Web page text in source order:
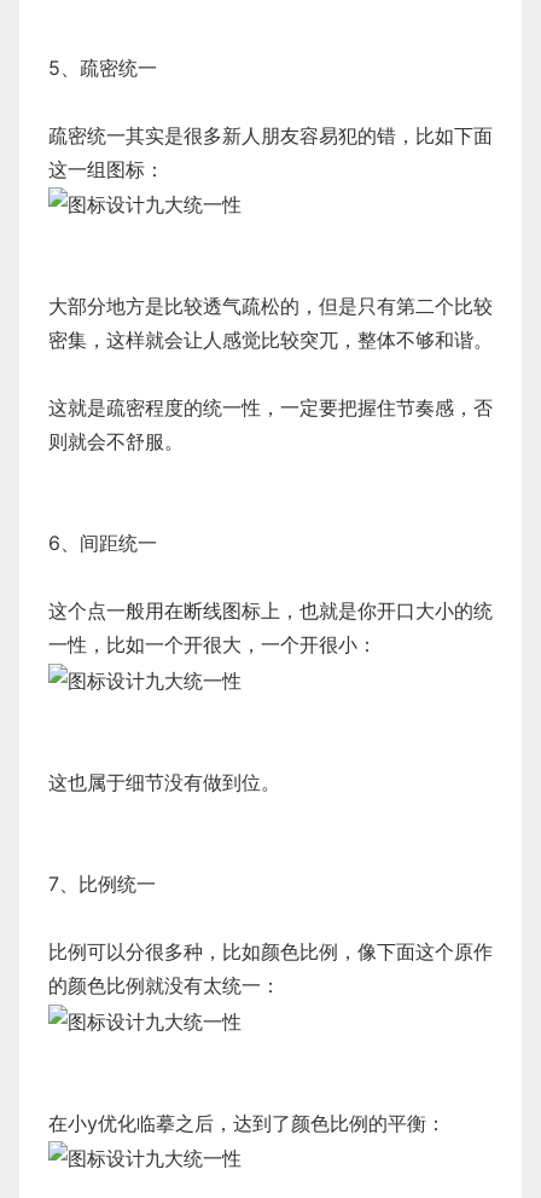
5、疏密统一
疏密统一其实是很多新人朋友容易犯的错，比如下面
这一组图标：
大部分地方是比较透气疏松的，但是只有第二个比较
密集，这样就会让人感觉比较突兀，整体不够和谐。
这就是疏密程度的统一性，一定要把握住节奏感，否
则就会不舒服。
6、间距统一
这个点一般用在断线图标上，也就是你开口大小的统
一性，比如一个开很大，一个开很小：
这也属于细节没有做到位。
7、比例统一
比例可以分很多种，比如颜色比例，像下面这个原作
的颜色比例就没有太统一：
在小y优化临摹之后，达到了颜色比例的平衡：